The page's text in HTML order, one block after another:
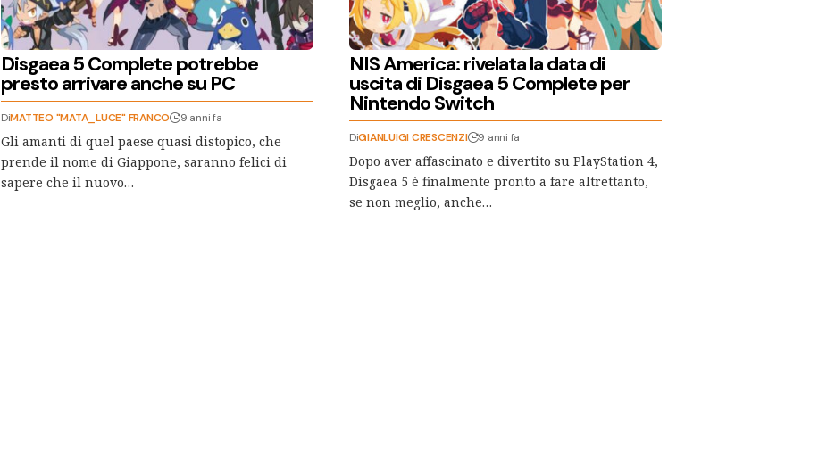
Disgaea 5 Complete potrebbe
presto arrivare anche su PC
DiMATTEO "MATA_LUCE" FRANCO 9 anni fa
Gli amanti di quel paese quasi distopico, che
prende il nome di Giappone, saranno felici di
sapere che il nuovo…
NIS America: rivelata la data di
uscita di Disgaea 5 Complete per
Nintendo Switch
DiGIANLUIGI CRESCENZI 9 anni fa
Dopo aver affascinato e divertito su PlayStation 4,
Disgaea 5 è finalmente pronto a fare altrettanto,
se non meglio, anche…